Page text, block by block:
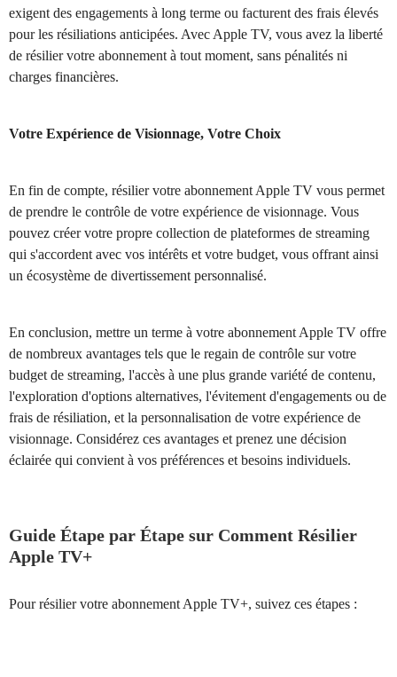
exigent des engagements à long terme ou facturent des frais élevés
pour les résiliations anticipées. Avec Apple TV, vous avez la liberté
de résilier votre abonnement à tout moment, sans pénalités ni
charges financières.
Votre Expérience de Visionnage, Votre Choix
En fin de compte, résilier votre abonnement Apple TV vous permet
de prendre le contrôle de votre expérience de visionnage. Vous
pouvez créer votre propre collection de plateformes de streaming
qui s'accordent avec vos intérêts et votre budget, vous offrant ainsi
un écosystème de divertissement personnalisé.
En conclusion, mettre un terme à votre abonnement Apple TV offre
de nombreux avantages tels que le regain de contrôle sur votre
budget de streaming, l'accès à une plus grande variété de contenu,
l'exploration d'options alternatives, l'évitement d'engagements ou de
frais de résiliation, et la personnalisation de votre expérience de
visionnage. Considérez ces avantages et prenez une décision
éclairée qui convient à vos préférences et besoins individuels.
Guide Étape par Étape sur Comment Résilier
Apple TV+
Pour résilier votre abonnement Apple TV+, suivez ces étapes :